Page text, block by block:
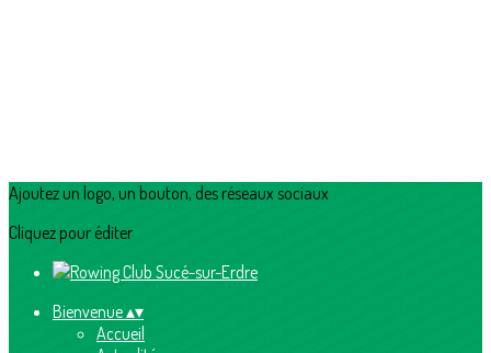
Ajoutez un logo, un bouton, des réseaux sociaux
Cliquez pour éditer
Bienvenue▴▾
Accueil